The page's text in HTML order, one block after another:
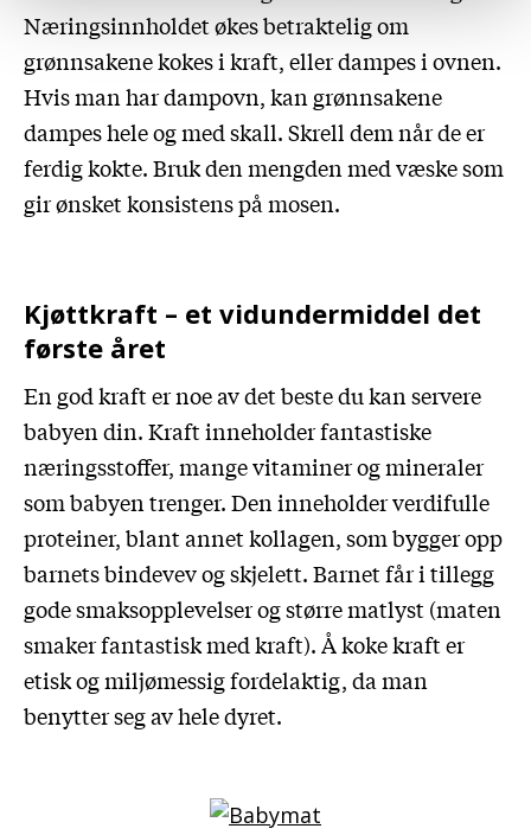
Næringsinnholdet økes betraktelig om
grønnsakene kokes i kraft, eller dampes i ovnen.
Hvis man har dampovn, kan grønnsakene
dampes hele og med skall. Skrell dem når de er
ferdig kokte. Bruk den mengden med væske som
gir ønsket konsistens på mosen.
Kjøttkraft – et vidundermiddel det
første året
En god kraft er noe av det beste du kan servere
babyen din. Kraft inneholder fantastiske
næringsstoffer, mange vitaminer og mineraler
som babyen trenger. Den inneholder verdifulle
proteiner, blant annet kollagen, som bygger opp
barnets bindevev og skjelett. Barnet får i tillegg
gode smaksopplevelser og større matlyst (maten
smaker fantastisk med kraft). Å koke kraft er
etisk og miljømessig fordelaktig, da man
benytter seg av hele dyret.